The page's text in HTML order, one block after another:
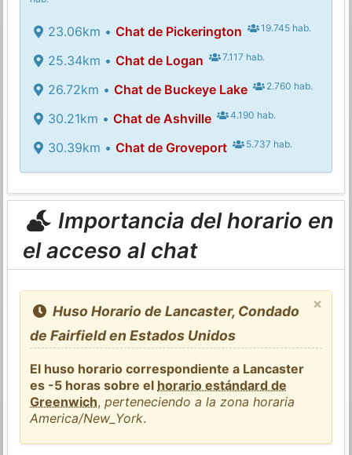
23.06km • Chat de Pickerington 19.745 hab.
25.34km • Chat de Logan 7.117 hab.
26.72km • Chat de Buckeye Lake 2.760 hab.
30.21km • Chat de Ashville 4.190 hab.
30.39km • Chat de Groveport 5.737 hab.
Importancia del horario en
el acceso al chat
×
Huso Horario de Lancaster, Condado
de Fairfield en Estados Unidos
El huso horario correspondiente a Lancaster
es -5 horas sobre el horario estándard de
Greenwich,perteneciendo a la zona horaria
America/New_York.